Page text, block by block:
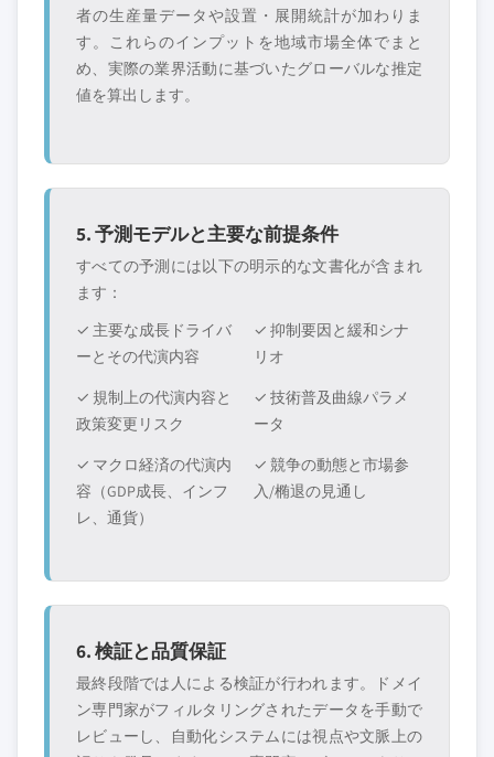
者の生産量データや設置・展開統計が加わりま
す。これらのインプットを地域市場全体でまと
め、実際の業界活動に基づいたグローバルな推定
値を算出します。
5. 予測モデルと主要な前提条件
すべての予測には以下の明示的な文書化が含まれ
ます：
✓ 主要な成長ドライバ
ーとその代演内容
✓ 抑制要因と緩和シナ
リオ
✓ 規制上の代演内容と
政策変更リスク
✓ 技術普及曲線パラメ
ータ
✓ マクロ経済の代演内
容（GDP成長、インフ
レ、通貨）
✓ 競争の動態と市場参
入/椭退の見通し
6. 検証と品質保証
最終段階では人による検証が行われます。ドメイ
ン専門家がフィルタリングされたデータを手動で
レビューし、自動化システムには視点や文脈上の